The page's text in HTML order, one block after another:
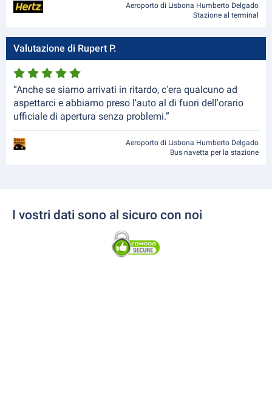
Aeroporto di Lisbona Humberto Delgado
Stazione al terminal
Valutazione di Rupert P.
“Anche se siamo arrivati in ritardo, c'era qualcuno ad
aspettarci e abbiamo preso l'auto al di fuori dell'orario
ufficiale di apertura senza problemi.”
Aeroporto di Lisbona Humberto Delgado
Bus navetta per la stazione
I vostri dati sono al sicuro con noi